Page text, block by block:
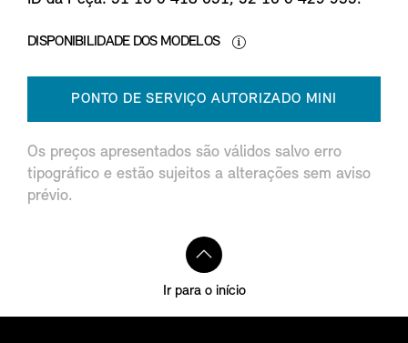
DISPONIBILIDADE DOS MODELOS
PONTO DE SERVIÇO AUTORIZADO MINI
Os preços apresentados são válidos salvo erro
tipográfico e estão sujeitos a alterações sem aviso
prévio.
Ir para o início